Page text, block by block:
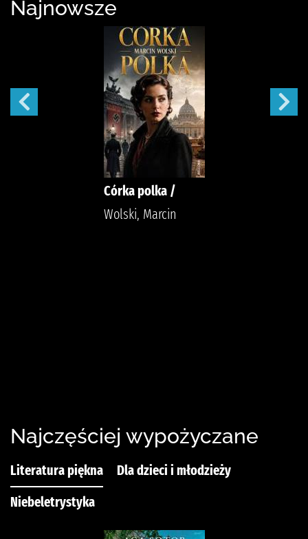
Najnowsze
Córka polka /
Wolski, Marcin
Najczęściej wypożyczane
Literatura piękna
Dla dzieci i młodzieży
Niebeletrystyka